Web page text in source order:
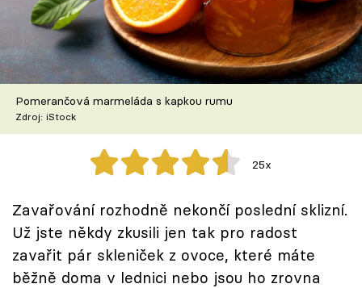
TV Program
Škola vaření
Recepty z TV
Speciál: Cuketa
Těhotnej kuchař
Sledujte prima+
Přihlášení
Pomerančová marmeláda s kapkou rumu
Zdroj: iStock
25x
Zavařování rozhodně nekončí poslední sklizní.
Už jste někdy zkusili jen tak pro radost
zavařit pár skleniček z ovoce, které máte
běžně doma v lednici nebo jsou ho zrovna